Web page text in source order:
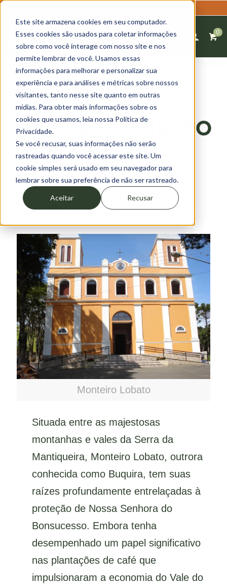
Este site armazena cookies em seu computador.
Esses cookies são usados para coletar informações
sobre como você interage com nosso site e nos
permite lembrar de você. Usamos essas
informações para melhorar e personalizar sua
experiência e para análises e métricas sobre nossos
visitantes, tanto nesse site quanto em outras
mídias. Para obter mais informações sobre os
cookies que usamos, leia nossa Política de
Privacidade.
Se você recusar, suas informações não serão
rastreadas quando você acessar este site. Um
cookie simples será usado em seu navegador para
lembrar sobre sua preferência de não ser rastreado.
Aceitar Recusar
0
Monteiro Lobato: Um
Refúgio Literário e
Natural na Serra da
Mantiqueira
Monteiro Lobato
Situada entre as majestosas
montanhas e vales da Serra da
Mantiqueira, Monteiro Lobato, outrora
conhecida como Buquira, tem suas
raízes profundamente entrelaçadas à
proteção de Nossa Senhora do
Bonsucesso. Embora tenha
desempenhado um papel significativo
nas plantações de café que
impulsionaram a economia do Vale do